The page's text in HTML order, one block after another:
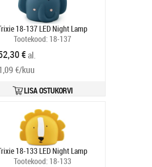
18-137 LED Night Lamp
Tootekood: 18-137
€al.
€/kuu
LISA OSTUKORVI
18-133 LED Night Lamp
Tootekood: 18-133